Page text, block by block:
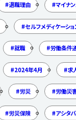
退職理由 マイナ
セルフメディケーシ
就職 労働条件
2024年4月 求
労災 労働災
労災保険 アシタバ